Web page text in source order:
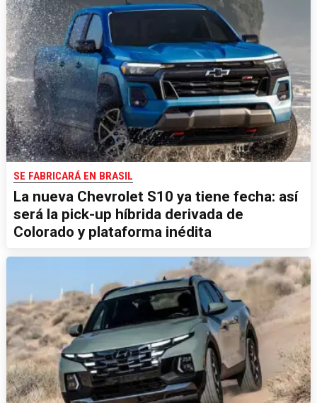
SE FABRICARÁ EN BRASIL
La nueva Chevrolet S10 ya tiene fecha: así
será la pick-up híbrida derivada de
Colorado y plataforma inédita